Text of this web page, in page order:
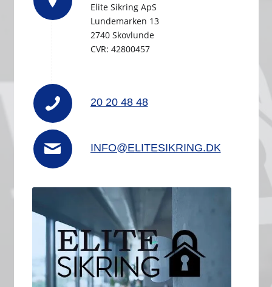
Elite Sikring ApS
Lundemarken 13
2740 Skovlunde
CVR: 42800457
20 20 48 48
INFO@­ELITESIKRING.DK